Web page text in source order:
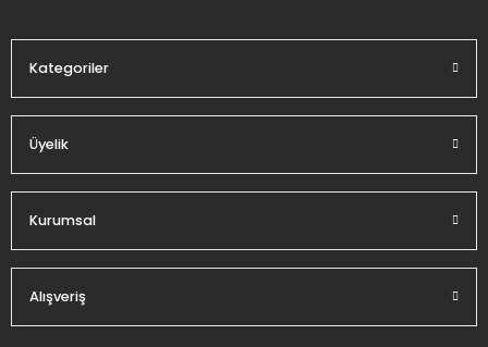
Kategoriler
Üyelik
Kurumsal
Alışveriş